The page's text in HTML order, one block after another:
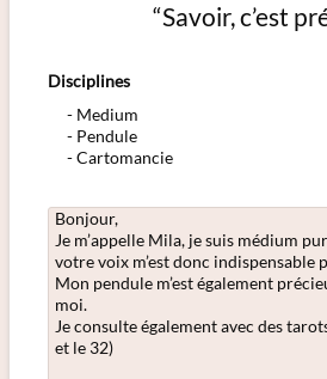
“Savoir, c’est
Disciplines
Medium
Pendule
Cartomancie
Bonjour,
Je m’appelle Mila, je suis médium
votre voix m’est donc indispensable
Mon pendule m’est également
moi.
Je consulte également avec des
et le 32)